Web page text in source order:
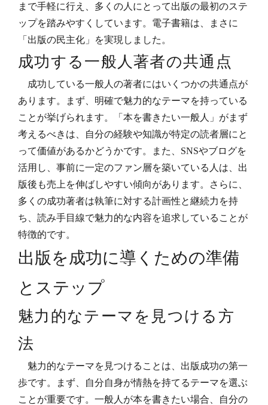
まで手軽に行え、多くの人にとって出版の最初のステ
ップを踏みやすくしています。電子書籍は、まさに
「出版の民主化」を実現しました。
成功する一般人著者の共通点
成功している一般人の著者にはいくつかの共通点が
あります。まず、明確で魅力的なテーマを持っている
ことが挙げられます。「本を書きたい一般人」がまず
考えるべきは、自分の経験や知識が特定の読者層にと
って価値があるかどうかです。また、SNSやブログを
活用し、事前に一定のファン層を築いている人は、出
版後も売上を伸ばしやすい傾向があります。さらに、
多くの成功著者は執筆に対する計画性と継続力を持
ち、読み手目線で魅力的な内容を追求していることが
特徴的です。
出版を成功に導くための準備
とステップ
魅力的なテーマを見つける方
法
魅力的なテーマを見つけることは、出版成功の第一
歩です。まず、自分自身が情熱を持てるテーマを選ぶ
ことが重要です。一般人が本を書きたい場合、自分の